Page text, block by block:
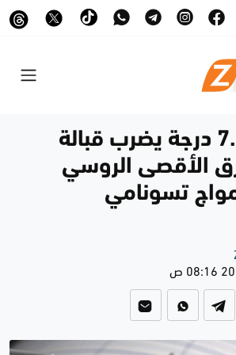
زلزال بقوة 7.4 درجة يضرب قبالة
الأقصى الروسي
تسونامي
ص